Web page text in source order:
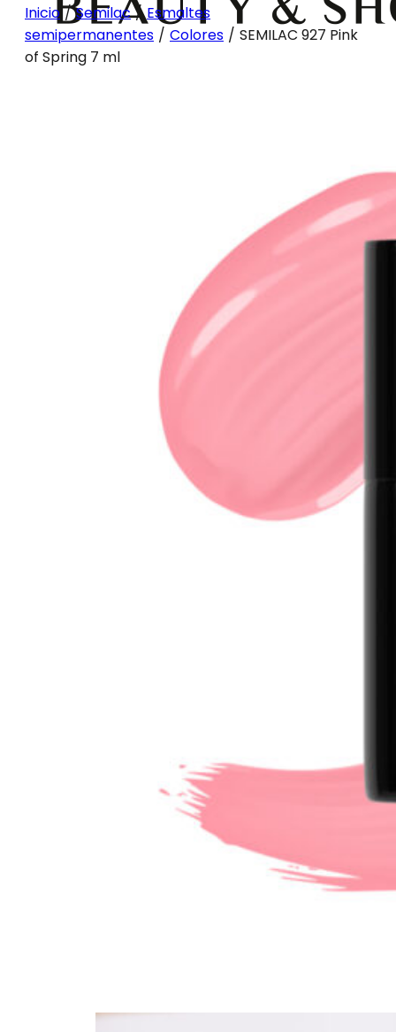
Inicio / Semilac / Esmaltes
semipermanentes / Colores / SEMILAC 927 Pink
of Spring 7 ml